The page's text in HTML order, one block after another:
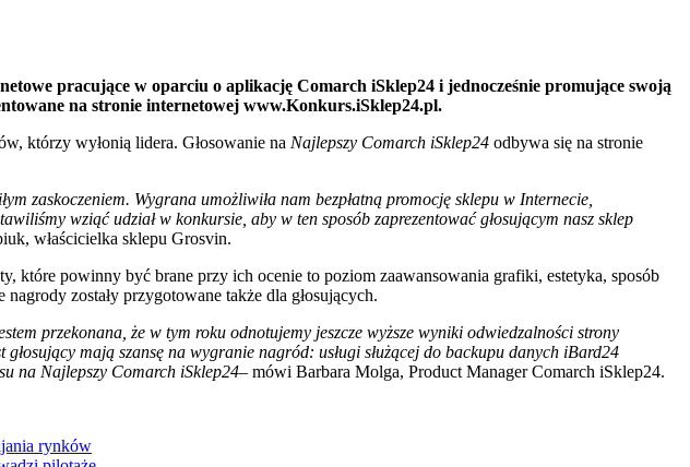
pracujące w oparciu o aplikację Comarch iSklep24 i jednocześnie promujące swoją
na stronie internetowej www.Konkurs.iSklep24.pl.
którzy wyłonią lidera. Głosowanie na Najlepszy Comarch iSklep24 odbywa się na stronie
zaskoczeniem. Wygrana umożliwiła nam bezpłatną promocję sklepu w Internecie,
wziąć udział w konkursie, aby w ten sposób zaprezentować głosującym nasz sklep
właścicielka sklepu Grosvin.
które powinny być brane przy ich ocenie to poziom zaawansowania grafiki, estetyka, sposób
zostały przygotowane także dla głosujących.
przekonana, że w tym roku odnotujemy jeszcze wyższe wyniki odwiedzalności strony
mają szansę na wygranie nagród: usługi służącej do backupu danych iBard24
na Najlepszy Comarch iSklep24– mówi Barbara Molga, Product Manager Comarch iSklep24.
rynków